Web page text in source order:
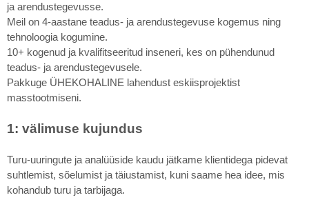
ja arendustegevusse.
Meil on 4-aastane teadus- ja arendustegevuse kogemus ning
tehnoloogia kogumine.
10+ kogenud ja kvalifitseeritud inseneri, kes on pühendunud
teadus- ja arendustegevusele.
Pakkuge ÜHEKOHALINE lahendust eskiisprojektist
masstootmiseni.
1: välimuse kujundus
Turu-uuringute ja analüüside kaudu jätkame klientidega pidevat
suhtlemist, sõelumist ja täiustamist, kuni saame hea idee, mis
kohandub turu ja tarbijaga.